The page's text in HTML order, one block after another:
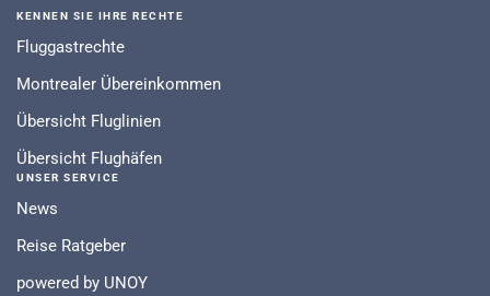
KENNEN SIE IHRE RECHTE
Fluggastrechte
Montrealer Übereinkommen
Übersicht Fluglinien
Übersicht Flughäfen
UNSER SERVICE
News
Reise Ratgeber
powered by UNOY